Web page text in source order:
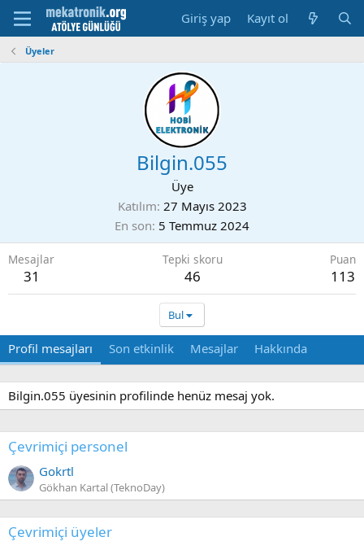
Giriş yap Kayıt ol
Üyeler
Bilgin.055
Üye
Katılım 27 Mayıs 2023
En son 5 Temmuz 2024
Mesajlar
31
Tepki skoru
46
Puan
113
Bul
Profil mesajları Son etkinlik Mesajlar Hakkında
Bilgin.055 üyesinin profilinde henüz mesaj yok.
Çevrimiçi personel
Gokrtl
Gökhan Kartal (TeknoDay)
Çevrimiçi üyeler